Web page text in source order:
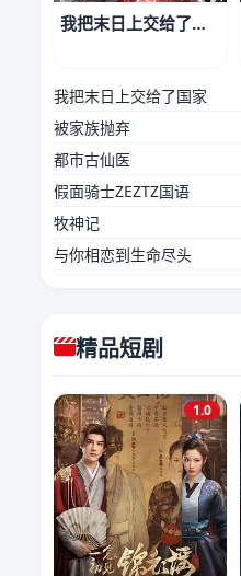
我把末日上交给了国家
我把末日上交给了国家
被家族抛弃
都市古仙医
假面骑士ZEZTZ国语
牧神记
与你相恋到生命尽头
精品短剧
1.0